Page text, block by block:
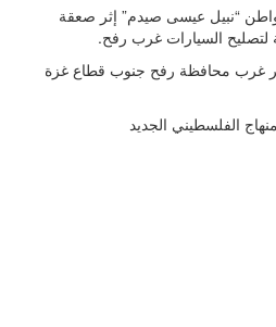
“نبيل عيسى صيدم” إثر صعقة
لتصليح السيارات غرب رفح.
غرب محافظة رفح جنوب قطاع غزة
الفلسطيني الجديد